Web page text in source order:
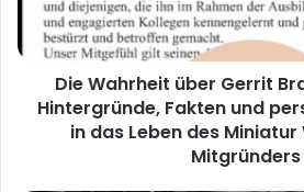
Hintergründe,
Fakten
persönliche
Einblicke
Die Wahrheit über Gerrit
Hintergründe, Fakten und
in das Leben des
Mitgründers